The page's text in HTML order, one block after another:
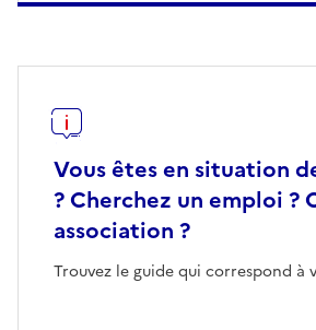
Vous êtes en situation
? Cherchez un emploi ?
association ?
Trouvez le guide qui correspond à